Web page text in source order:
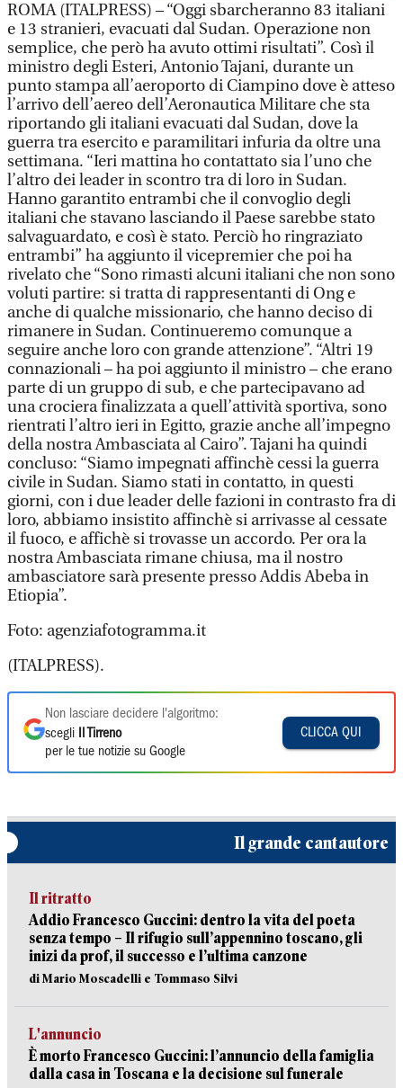
ROMA (ITALPRESS) – “Oggi sbarcheranno 83 italiani
e 13 stranieri, evacuati dal Sudan. Operazione non
semplice, che però ha avuto ottimi risultati”. Così il
ministro degli Esteri, Antonio Tajani, durante un
punto stampa all’aeroporto di Ciampino dove è atteso
l’arrivo dell’aereo dell’Aeronautica Militare che sta
riportando gli italiani evacuati dal Sudan, dove la
guerra tra esercito e paramilitari infuria da oltre una
settimana. “Ieri mattina ho contattato sia l’uno che
l’altro dei leader in scontro tra di loro in Sudan.
Hanno garantito entrambi che il convoglio degli
italiani che stavano lasciando il Paese sarebbe stato
salvaguardato, e così è stato. Perciò ho ringraziato
entrambi” ha aggiunto il vicepremier che poi ha
rivelato che “Sono rimasti alcuni italiani che non sono
voluti partire: si tratta di rappresentanti di Ong e
anche di qualche missionario, che hanno deciso di
rimanere in Sudan. Continueremo comunque a
seguire anche loro con grande attenzione”. “Altri 19
connazionali – ha poi aggiunto il ministro – che erano
parte di un gruppo di sub, e che partecipavano ad
una crociera finalizzata a quell’attività sportiva, sono
rientrati l’altro ieri in Egitto, grazie anche all’impegno
della nostra Ambasciata al Cairo”. Tajani ha quindi
concluso: “Siamo impegnati affinchè cessi la guerra
civile in Sudan. Siamo stati in contatto, in questi
giorni, con i due leader delle fazioni in contrasto fra di
loro, abbiamo insistito affinchè si arrivasse al cessate
il fuoco, e affichè si trovasse un accordo. Per ora la
nostra Ambasciata rimane chiusa, ma il nostro
ambasciatore sarà presente presso Addis Abeba in
Etiopia”.
Foto: agenziafotogramma.it
(ITALPRESS).
Non lasciare decidere l'algoritmo:
scegli
Il Tirreno
per le tue notizie su Google
CLICCA QUI
Il grande cantautore
Il ritratto
Addio Francesco Guccini: dentro la vita del poeta
senza tempo – Il rifugio sull’appennino toscano, gli
inizi da prof, il successo e l’ultima canzone
di Mario Moscadelli e Tommaso Silvi
L'annuncio
È morto Francesco Guccini: l’annuncio della famiglia
dalla casa in Toscana e la decisione sul funerale